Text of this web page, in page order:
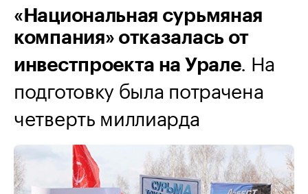
«Национальная сурьмяная
компания» отказалась от
инвестпроекта на Урале. На
подготовку была потрачена
четверть миллиарда